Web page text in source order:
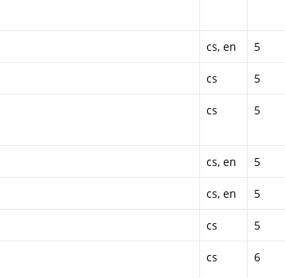
cs, en 5
cs 5
cs 5
cs, en 5
cs, en 5
cs 5
cs 6